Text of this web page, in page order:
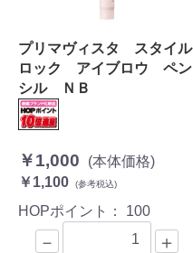
プリマヴィスタ スタイル
ロック アイブロウ ペン
シル ＮＢ
￥1,000
(本体価格)
￥1,100
(参考税込)
HOPポイント： 100
－ ＋